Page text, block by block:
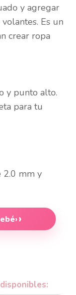
y agregar
Es un
crear ropa
y punto alto.
para tu
2.0 mm y
›